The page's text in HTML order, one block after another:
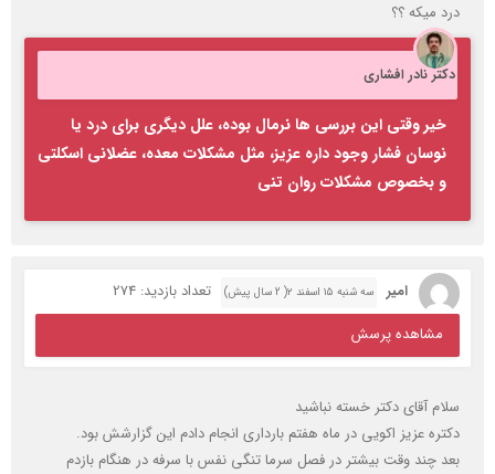
درد میکه ؟؟
دکتر نادر افشاری
خیر وقتی این بررسی ها نرمال بوده، علل دیگری برای درد یا
نوسان فشار وجود داره عزیز، مثل مشکلات معده، عضلانی اسکلتی
و بخصوص مشکلات روان تنی
امیر سه شنبه ۱۵ اسفند ۲( 2 سال پیش)
تعداد بازدید: 274
مشاهده پرسش
سلام آقای دکتر خسته نباشید
دکتره عزیز اکویی در ماه هفتم بارداری انجام دادم این گزارشش بود.
بعد چند وقت بیشتر در فصل سرما تنگی نفس با سرفه در هنگام بازدم